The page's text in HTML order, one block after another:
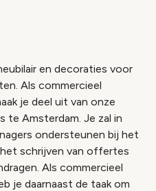
en decoraties voor
Als commercieel
je deel uit van onze
te Amsterdam. Je zal in
ondersteunen bij het
schrijven van offertes
Als commercieel
je daarnaast de taak om